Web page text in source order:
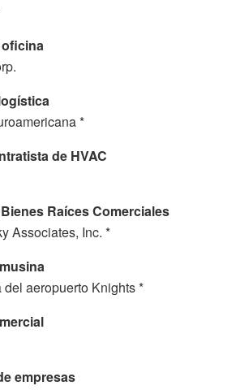
*
de HVAC
Raíces Comerciales
Associates, Inc. *
aeropuerto Knights *
empresas